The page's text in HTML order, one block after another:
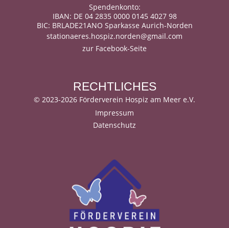
Spendenkonto:
IBAN: DE 04 2835 0000 0145 4027 98
BIC: BRLADE21ANO Sparkasse Aurich-Norden
stationaeres.hospiz.norden@gmail.com
zur Facebook-Seite
RECHTLICHES
© 2023-2026 Förderverein Hospiz am Meer e.V.
Impressum
Datenschutz